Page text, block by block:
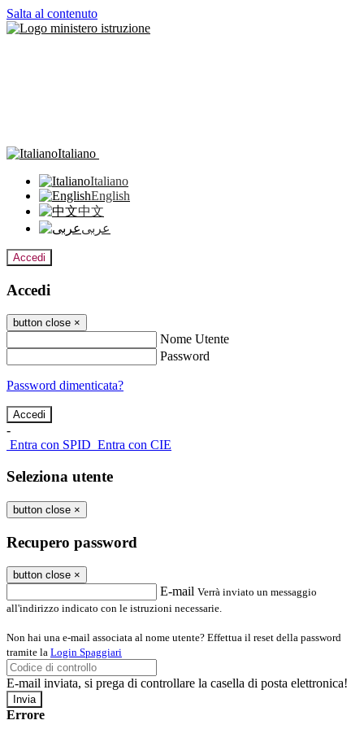
Salta al contenuto
Italiano
Italiano
English
中文
عربى
Accedi
Accedi
button close ×
Nome Utente
Password
Password dimenticata?
-
Entra con SPID Entra con CIE
Seleziona utente
button close ×
Recupero password
button close ×
E-mail Verrà inviato un messaggio
all'indirizzo indicato con le istruzioni necessarie.
Non hai una e-mail associata al nome utente? Effettua il reset della password
tramite la Login Spaggiari
E-mail inviata, si prega di controllare la casella di posta elettronica!
Errore